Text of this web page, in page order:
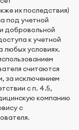
их последствия)
под учетной
добровольной
к учетной
любых условиях.
считаются
за исключением
с п. 4.5,
компанию
с